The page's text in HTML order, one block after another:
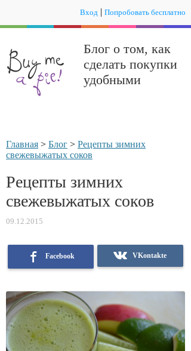
Вход | Попробовать бесплатно
Блог о том, как
сделать покупки
удобными
Главная > Блог > Рецепты зимних
свежевыжатых соков
Рецепты зимних
свежевыжатых соков
09.12.2015
Facebook VKontakte